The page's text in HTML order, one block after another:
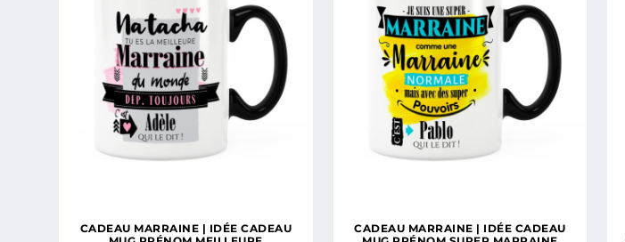
CADEAU MARRAINE | IDÉE CADEAU
CADEAU MARRAINE | IDÉE CADEAU